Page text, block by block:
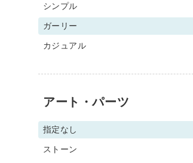
シンプル
ガーリー
カジュアル
アート・パーツ
指定なし
ストーン